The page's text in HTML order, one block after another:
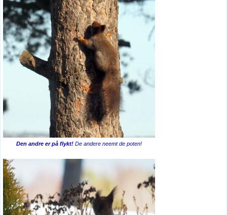
Den andre er på flykt! De andere neemt de poten!